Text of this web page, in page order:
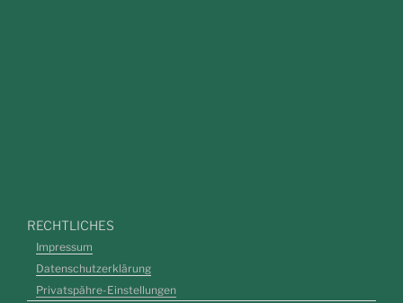
RECHTLICHES
Impressum
Datenschutzerklärung
Privatspähre-Einstellungen